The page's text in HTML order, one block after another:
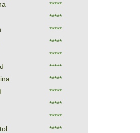
*****
*****
*****
*****
*****
*****
*****
*****
*****
*****
*****